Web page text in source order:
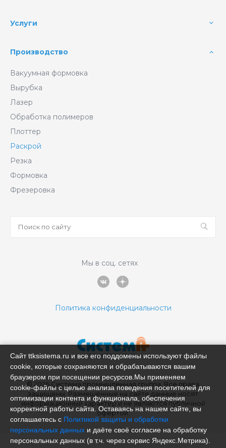
Услуги
Производство
Вакуумная формовка
Вырубка
Лазер
Обработка полимеров
Плоттер
Раскрой
Резка
Формовка
Фрезеровка
Мы в соц. сетях
Политика конфиденциальности
© 2026 Система промышленная группа, Все права
защищены. Размещённые на сайте данные носят
информационный характер и не являются публичной
офертой.
Сайт ttksistema.ru и все его поддомены используют файлы
cookie, которые сохраняются и обрабатываются вашим
браузером при посещении ресурсов.Мы применяем
cookie‑файлы с целью анализа поведения посетителей для
оптимизации контента и функционала, обеспечения
корректной работы сайта. Оставаясь на нашем сайте, вы
соглашаетесь с Политикой защиты и обработки
персональных данных и даёте своё согласие на обработку
персональных данных (в т.ч. через сервис Яндекс.Метрика).